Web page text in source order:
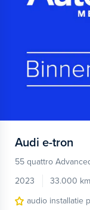
Audi e-tron
55 quattro
2023
33.000 km
audio installatie